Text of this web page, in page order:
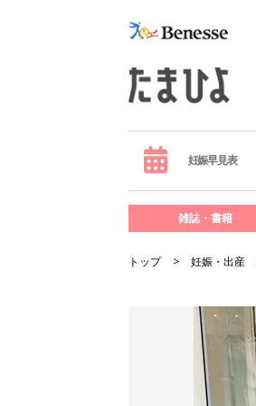
妊娠早見表
雑誌・書籍
トップ 妊娠・出産